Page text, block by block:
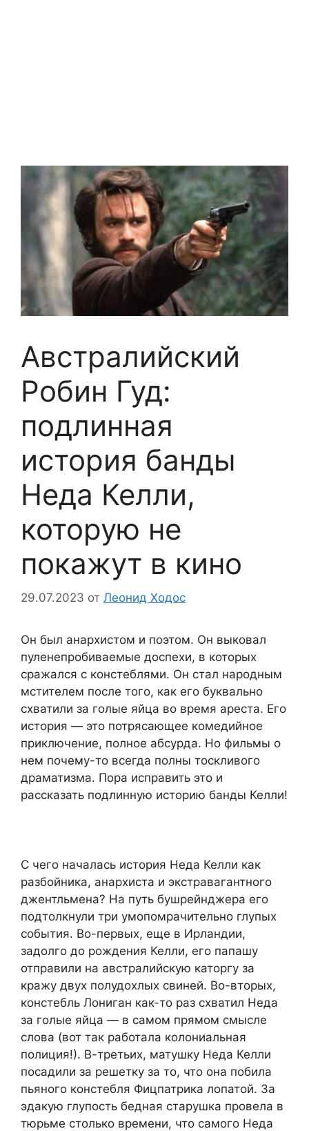
Австралийский
Робин Гуд:
подлинная
история банды
Неда Келли,
которую не
покажут в кино
29.07.2023 от Леонид Ходос
Он был анархистом и поэтом. Он выковал
пуленепробиваемые доспехи, в которых
сражался с констеблями. Он стал народным
мстителем после того, как его буквально
схватили за голые яйца во время ареста. Его
история — это потрясающее комедийное
приключение, полное абсурда. Но фильмы о
нем почему-то всегда полны тоскливого
драматизма. Пора исправить это и
рассказать подлинную историю банды Келли!
С чего началась история Неда Келли как
разбойника, анархиста и экстравагантного
джентльмена? На путь бушрейнджера его
подтолкнули три умопомрачительно глупых
события. Во-первых, еще в Ирландии,
задолго до рождения Келли, его папашу
отправили на австралийскую каторгу за
кражу двух полудохлых свиней. Во-вторых,
констебль Лониган как-то раз схватил Неда
за голые яйца — в самом прямом смысле
слова (вот так работала колониальная
полиция!). В-третьих, матушку Неда Келли
посадили за решетку за то, что она побила
пьяного констебля Фицпатрика лопатой. За
эдакую глупость бедная старушка провела в
тюрьме столько времени, что самого Неда